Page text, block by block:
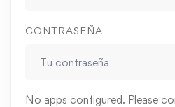
CONTRASEÑA
No apps configured. Please